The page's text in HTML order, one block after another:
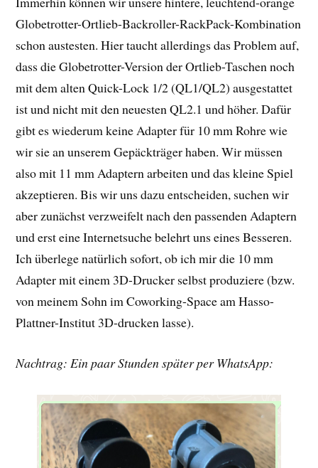
Globetrotter-Ortlieb-Backroller-RackPack-Kombination
schon austesten. Hier taucht allerdings das Problem auf,
dass die Globetrotter-Version der Ortlieb-Taschen noch
mit dem alten Quick-Lock 1/2 (QL1/QL2) ausgestattet
ist und nicht mit den neuesten QL2.1 und höher. Dafür
gibt es wiederum keine Adapter für 10 mm Rohre wie
wir sie an unserem Gepäckträger haben. Wir müssen
also mit 11 mm Adaptern arbeiten und das kleine Spiel
akzeptieren. Bis wir uns dazu entscheiden, suchen wir
aber zunächst verzweifelt nach den passenden Adaptern
und erst eine Internetsuche belehrt uns eines Besseren.
Ich überlege natürlich sofort, ob ich mir die 10 mm
Adapter mit einem 3D-Drucker selbst produziere (bzw.
von meinem Sohn im Coworking-Space am Hasso-
Plattner-Institut 3D-drucken lasse).
Nachtrag: Ein paar Stunden später per WhatsApp: